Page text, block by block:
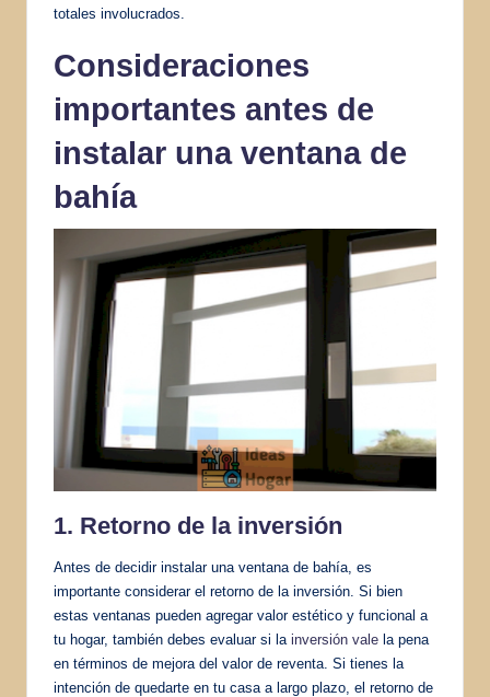
totales involucrados.
Consideraciones
importantes antes de
instalar una ventana de
bahía
1. Retorno de la inversión
Antes de decidir instalar una ventana de bahía, es
importante considerar el retorno de la inversión. Si bien
estas ventanas pueden agregar valor estético y funcional a
tu hogar, también debes evaluar si la inversión vale la pena
en términos de mejora del valor de reventa. Si tienes la
intención de quedarte en tu casa a largo plazo, el retorno de